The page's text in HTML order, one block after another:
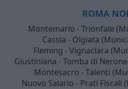
ROMA
Montemario - Trionfale
Cassia - Olgiata
Fleming - Vignaclara
Giustiniana - Tomba di
Montesacro - Talenti
Nuovo Salario - Prati Fiscali